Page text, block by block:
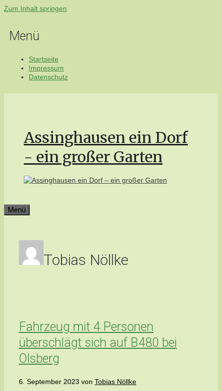
Zum Inhalt springen
Menü
Startseite
Impressum
Datenschutz
Assinghausen ein Dorf
- ein großer Garten
Menü
Tobias Nöllke
Fahrzeug mit 4 Personen
überschlägt sich auf B480 bei
Olsberg
6. September 2023 von Tobias Nöllke